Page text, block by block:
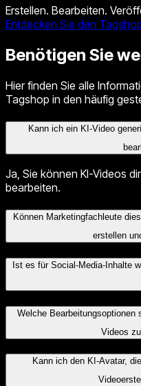
Erstellen. Bearbeiten.
Entdecken Sie den
Benötigen Sie
Hier finden Sie alle
Tagshop in den häufig
Kann ich ein KI-Video
Ja, Sie können KI-Videos
bearbeiten.
Können Marketingfachleute
erstellen
Ist es für Social-Media-Inhalte
Welche Bearbeitungsoptionen
Videos
Kann ich den KI-Avatar,